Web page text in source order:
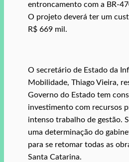
entroncamento com a BR-
O projeto deverá ter um
R$ 669 mil.
O secretário de Estado da
Mobilidade, Thiago Vieira,
Governo do Estado tem
investimento com recursos
intenso trabalho de gestão.
uma determinação do
para se retomar todas as
Santa Catarina.